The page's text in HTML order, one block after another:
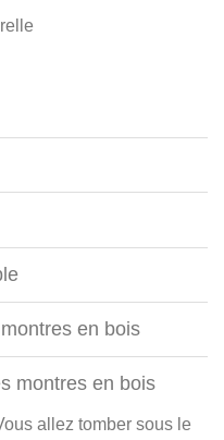
en bois
montres en bois
allez tomber sous le